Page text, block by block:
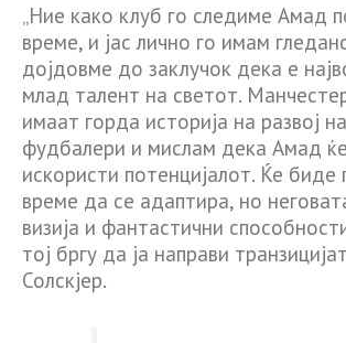
„Ние како клуб го следиме Амад
време, и јас лично го имам
дојдовме до заклучок дека е
млад талент на светот.
имаат горда историја на развој
фудбалери и мислам дека Амад
искористи потенцијалот. Ќе биде
време да се адаптира, но
визија и фантастични
тој бргу да ја направи
Солскјер.